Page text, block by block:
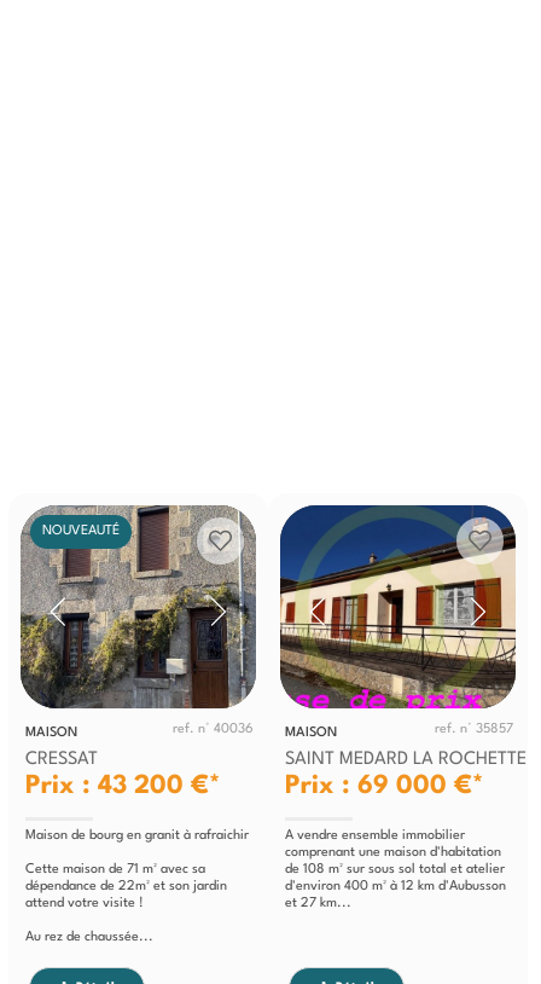
NOUVEAUTÉ
MAISON ref. n° 40036
CRESSAT
Prix : 43 200 €*
Maison de bourg en granit à rafraichir
Cette maison de 71 m² avec sa
dépendance de 22m² et son jardin
attend votre visite !
Au rez de chaussée...
MAISON ref. n° 35857
SAINT MEDARD LA ROCHETTE
Prix : 69 000 €*
A vendre ensemble immobilier
comprenant une maison d'habitation
de 108 m² sur sous sol total et atelier
d'environ 400 m² à 12 km d'Aubusson
et 27 km...